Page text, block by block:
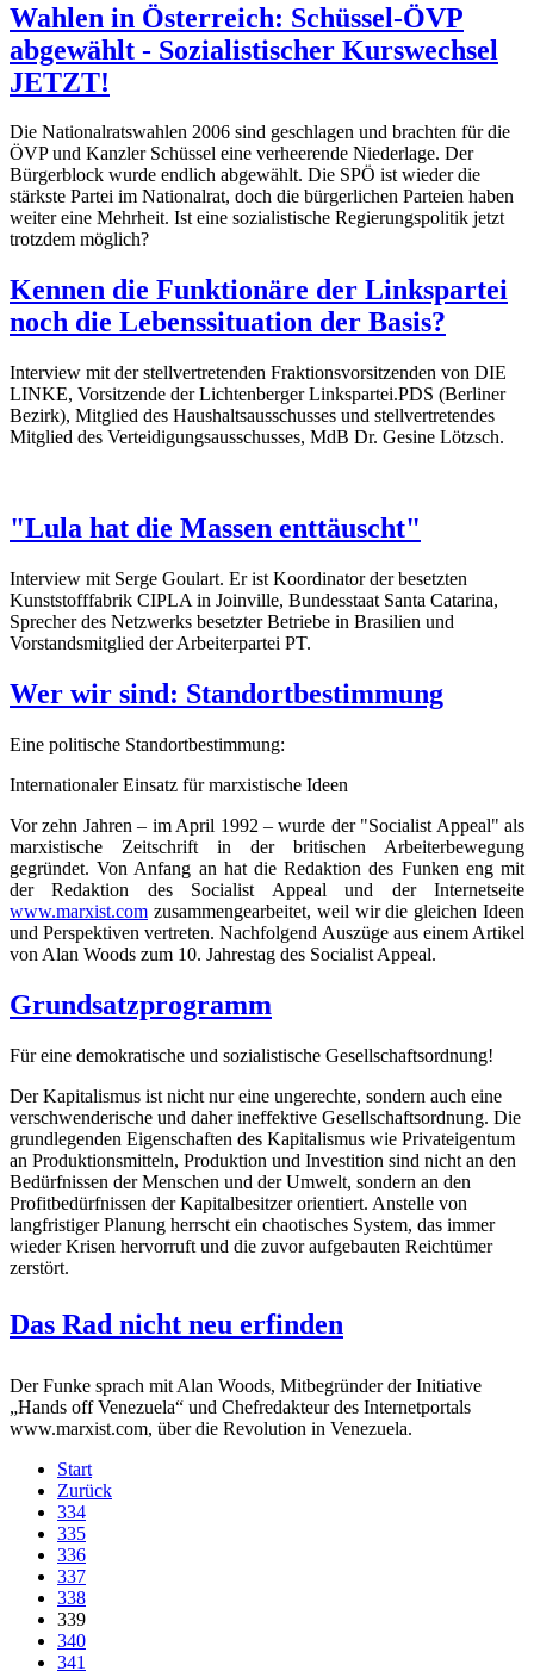
Wahlen in Österreich: Schüssel-ÖVP
abgewählt - Sozialistischer Kurswechsel
JETZT!
Die Nationalratswahlen 2006 sind geschlagen und brachten für die
ÖVP und Kanzler Schüssel eine verheerende Niederlage. Der
Bürgerblock wurde endlich abgewählt. Die SPÖ ist wieder die
stärkste Partei im Nationalrat, doch die bürgerlichen Parteien haben
weiter eine Mehrheit. Ist eine sozialistische Regierungspolitik jetzt
trotzdem möglich?
Kennen die Funktionäre der Linkspartei
noch die Lebenssituation der Basis?
Interview mit der stellvertretenden Fraktionsvorsitzenden von DIE
LINKE, Vorsitzende der Lichtenberger Linkspartei.PDS (Berliner
Bezirk), Mitglied des Haushaltsausschusses und stellvertretendes
Mitglied des Verteidigungsausschusses, MdB Dr. Gesine Lötzsch.
"Lula hat die Massen enttäuscht"
Interview mit Serge Goulart. Er ist Koordinator der besetzten
Kunststofffabrik CIPLA in Joinville, Bundesstaat Santa Catarina,
Sprecher des Netzwerks besetzter Betriebe in Brasilien und
Vorstandsmitglied der Arbeiterpartei PT.
Wer wir sind: Standortbestimmung
Eine politische Standortbestimmung:
Internationaler Einsatz für marxistische Ideen
Vor zehn Jahren – im April 1992 – wurde der "Socialist Appeal" als
marxistische Zeitschrift in der britischen Arbeiterbewegung
gegründet. Von Anfang an hat die Redaktion des Funken eng mit
der Redaktion des Socialist Appeal und der Internetseite
www.marxist.com zusammengearbeitet, weil wir die gleichen Ideen
und Perspektiven vertreten. Nachfolgend Auszüge aus einem Artikel
von Alan Woods zum 10. Jahrestag des Socialist Appeal.
Grundsatzprogramm
Für eine demokratische und sozialistische Gesellschaftsordnung!
Der Kapitalismus ist nicht nur eine ungerechte, sondern auch eine
verschwenderische und daher ineffektive Gesellschaftsordnung. Die
grundlegenden Eigenschaften des Kapitalismus wie Privateigentum
an Produktionsmitteln, Produktion und Investition sind nicht an den
Bedürfnissen der Menschen und der Umwelt, sondern an den
Profitbedürfnissen der Kapitalbesitzer orientiert. Anstelle von
langfristiger Planung herrscht ein chaotisches System, das immer
wieder Krisen hervorruft und die zuvor aufgebauten Reichtümer
zerstört.
Das Rad nicht neu erfinden
Der Funke sprach mit Alan Woods, Mitbegründer der Initiative
„Hands off Venezuela“ und Chefredakteur des Internetportals
www.marxist.com, über die Revolution in Venezuela.
Start
Zurück
334
335
336
337
338
339
340
341